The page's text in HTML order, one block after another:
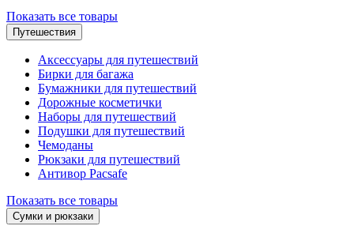
Показать все товары
Путешествия
Аксессуары для путешествий
Бирки для багажа
Бумажники для путешествий
Дорожные косметички
Наборы для путешествий
Подушки для путешествий
Чемоданы
Рюкзаки для путешествий
Антивор Pacsafe
Показать все товары
Сумки и рюкзаки